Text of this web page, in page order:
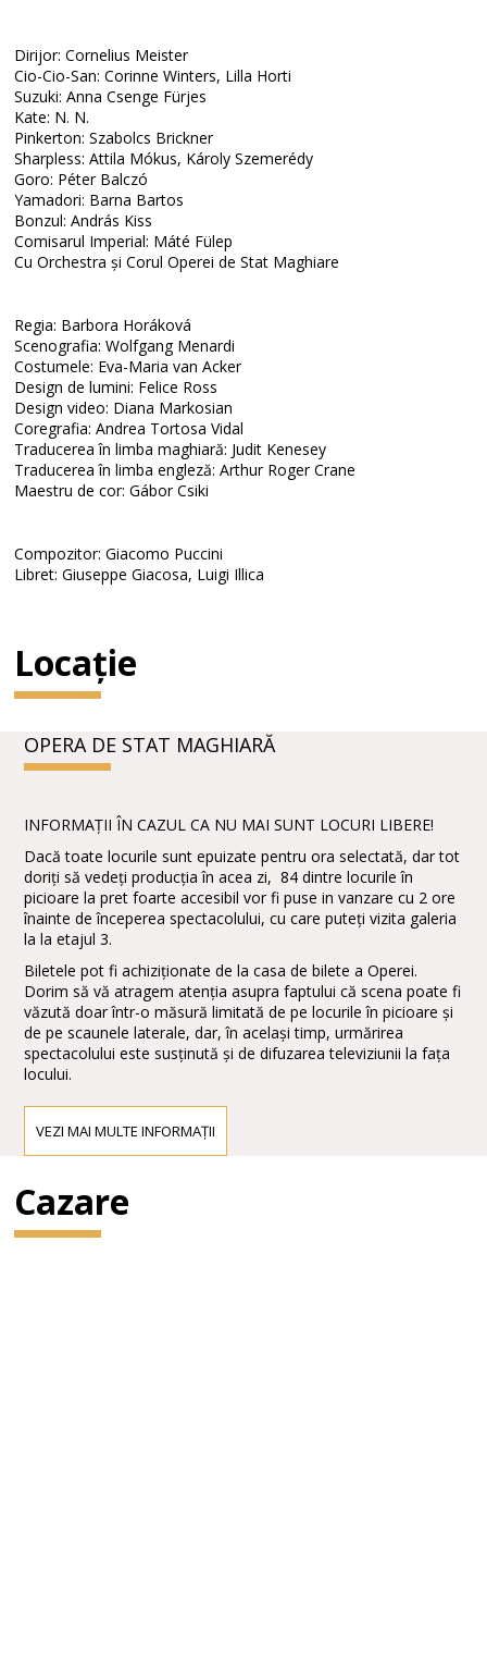
Dirijor: Cornelius Meister
Cio-Cio-San: Corinne Winters, Lilla Horti
Suzuki: Anna Csenge Fürjes
Kate: N. N.
Pinkerton: Szabolcs Brickner
Sharpless: Attila Mókus, Károly Szemerédy
Goro: Péter Balczó
Yamadori: Barna Bartos
Bonzul: András Kiss
Comisarul Imperial: Máté Fülep
Cu Orchestra și Corul Operei de Stat Maghiare
Regia: Barbora Horáková
Scenografia: Wolfgang Menardi
Costumele: Eva-Maria van Acker
Design de lumini: Felice Ross
Design video: Diana Markosian
Coregrafia: Andrea Tortosa Vidal
Traducerea în limba maghiară: Judit Kenesey
Traducerea în limba engleză: Arthur Roger Crane
Maestru de cor: Gábor Csiki
Compozitor: Giacomo Puccini
Libret: Giuseppe Giacosa, Luigi Illica
Locație
OPERA DE STAT MAGHIARĂ
INFORMAȚII ÎN CAZUL CA NU MAI SUNT LOCURI LIBERE!
Dacă toate locurile sunt epuizate pentru ora selectată, dar tot
doriți să vedeți producția în acea zi, 84 dintre locurile în
picioare la pret foarte accesibil vor fi puse in vanzare cu 2 ore
înainte de începerea spectacolului, cu care puteți vizita galeria
la la etajul 3.
Biletele pot fi achiziționate de la casa de bilete a Operei.
Dorim să vă atragem atenția asupra faptului că scena poate fi
văzută doar într-o măsură limitată de pe locurile în picioare și
de pe scaunele laterale, dar, în același timp, urmărirea
spectacolului este susținută și de difuzarea televiziunii la fața
locului.
VEZI MAI MULTE INFORMAȚII
Cazare